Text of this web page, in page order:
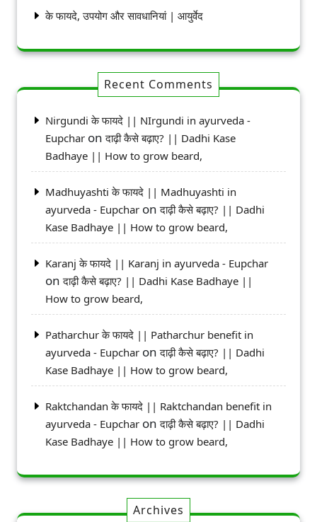
के फायदे, उपयोग और सावधानियां | आयुर्वेद
Recent Comments
Nirgundi के फायदे || NIrgundi in ayurveda -
Eupchar onदाढ़ी कैसे बढ़ाए? || Dadhi Kase
Badhaye || How to grow beard,
Madhuyashti के फायदे || Madhuyashti in
ayurveda - Eupchar onदाढ़ी कैसे बढ़ाए? || Dadhi
Kase Badhaye || How to grow beard,
Karanj के फायदे || Karanj in ayurveda - Eupchar
onदाढ़ी कैसे बढ़ाए? || Dadhi Kase Badhaye ||
How to grow beard,
Patharchur के फायदे || Patharchur benefit in
ayurveda - Eupchar onदाढ़ी कैसे बढ़ाए? || Dadhi
Kase Badhaye || How to grow beard,
Raktchandan के फायदे || Raktchandan benefit in
ayurveda - Eupchar onदाढ़ी कैसे बढ़ाए? || Dadhi
Kase Badhaye || How to grow beard,
Archives